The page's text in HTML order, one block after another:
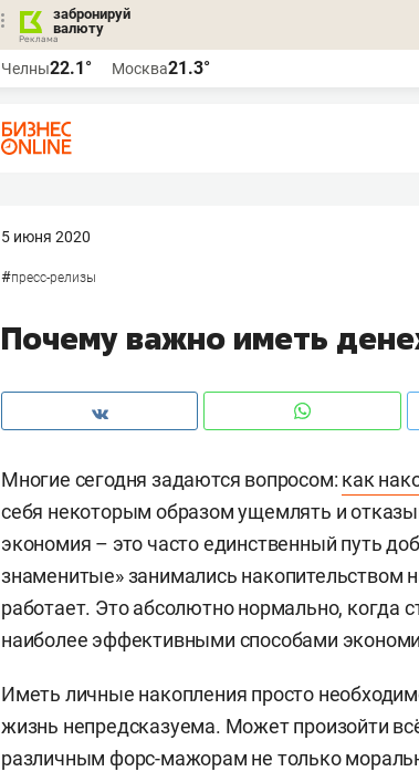
забронируй
валюту
Челны22.1° Москва21.3°
5 июня 2020
#пресс-релизы
Почему важно иметь
Многие сегодня задаются вопросом: как
себя некоторым образом ущемлять и
экономия – это часто единственный путь
знаменитые» занимались накопительством
работает. Это абсолютно нормально, когда
наиболее эффективными способами
Иметь личные накопления просто
жизнь непредсказуема. Может произойти
различным форс-мажорам не только